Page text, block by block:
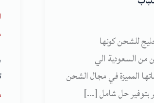
للشحن كونها
السعودية الي
المميزة في مجال الشحن
بتوفير حل شامل […]